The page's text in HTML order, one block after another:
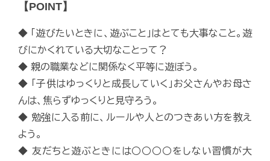
【POINT】
◆ 「遊びたいときに、遊ぶこと」はとても大事なこと。遊
びにかくれている大切なことって？
◆ 親の職業などに関係なく平等に遊ぼう。
◆ 「子供はゆっくりと成長していく」お父さんやお母さ
んは、焦らずゆっくりと見守ろう。
◆ 勉強に入る前に、ルールや人とのつきあい方を教え
よう。
◆ 友だちと遊ぶときには○○○○をしない習慣が大